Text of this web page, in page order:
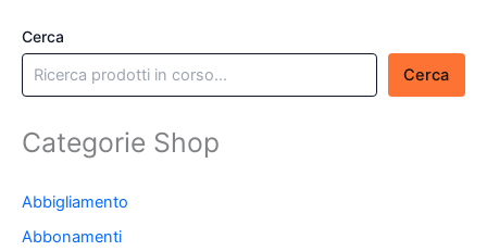
Cerca
Cerca
Categorie Shop
Abbigliamento
Abbonamenti